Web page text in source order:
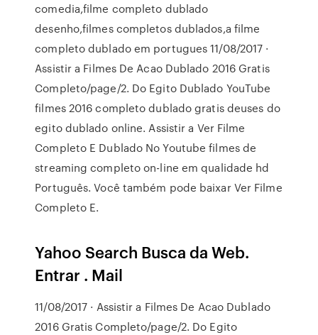
comedia,filme completo dublado
desenho,filmes completos dublados,a filme
completo dublado em portugues 11/08/2017 ·
Assistir a Filmes De Acao Dublado 2016 Gratis
Completo/page/2. Do Egito Dublado YouTube
filmes 2016 completo dublado gratis deuses do
egito dublado online. Assistir a Ver Filme
Completo E Dublado No Youtube filmes de
streaming completo on-line em qualidade hd
Português. Você também pode baixar Ver Filme
Completo E.
Yahoo Search Busca da Web.
Entrar . Mail
11/08/2017 · Assistir a Filmes De Acao Dublado
2016 Gratis Completo/page/2. Do Egito